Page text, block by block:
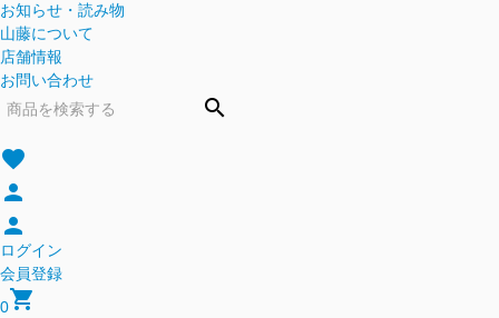
お知らせ・読み物
山藤について
店舗情報
お問い合わせ
search
favorite
person
person
ログイン
会員登録
0shopping_cart